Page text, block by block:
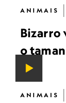
ANIMAIS
Bizarro
o
ANIMAIS